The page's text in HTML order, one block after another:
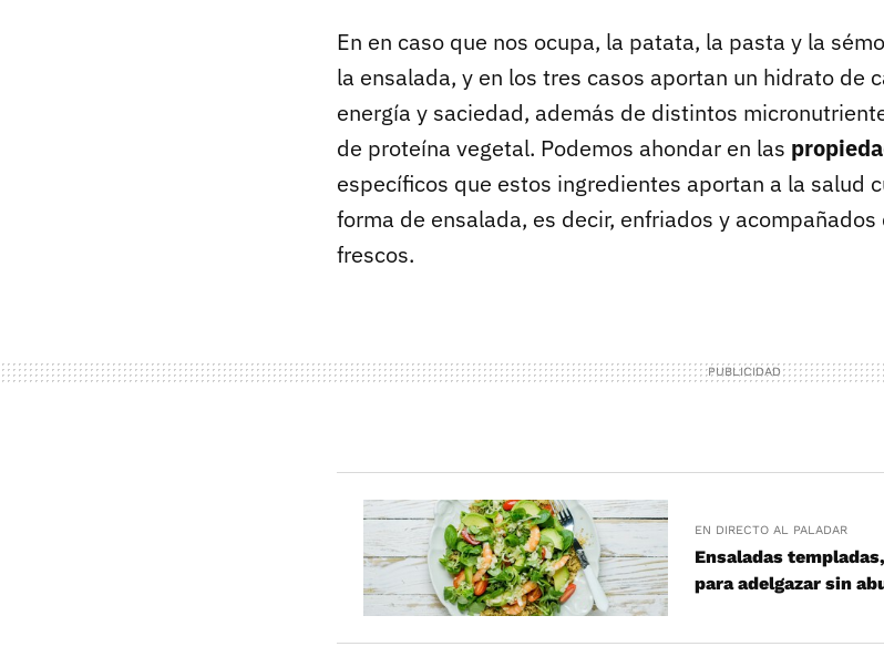
En en caso que nos ocupa, la patata, la pasta y la
la ensalada, y en los tres casos aportan un hidrato de
energía y saciedad, además de distintos
de proteína vegetal. Podemos ahondar en las
específicos que estos ingredientes aportan a la salud
forma de ensalada, es decir, enfriados y
frescos.
EN DIRECTO AL PALADAR
Ensaladas
para adelgazar sin